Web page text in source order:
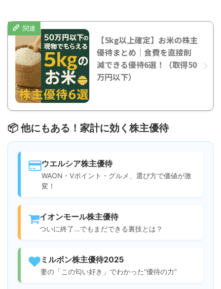
【5kg以上確定】お米の株主
優待まとめ｜食費を直接削
減できる優待6選！（取得50
万円以下）
📦 他にもある！家計に効く株主優待
ウエルシア株主優待
WAON・Vポイント・グルメ、選び方で価値が激
変！
イオンモール株主優待
ついに終了…でもまだできる裏技とは？
ミルボン株主優待2025
妻の「この匂い好き」でわかった“優待の力”